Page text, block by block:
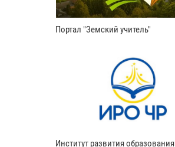
Портал "Земский учитель"
Институт развития образования